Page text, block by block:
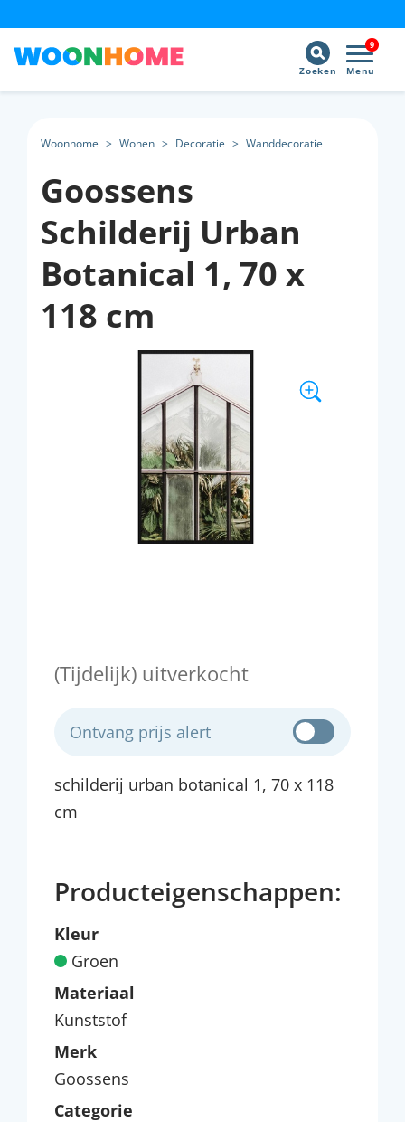
9
Menu
Zoeken
Woonhome > Wonen > Decoratie > Wanddecoratie
Goossens
Schilderij Urban
Botanical 1, 70 x
118 cm
(Tijdelijk) uitverkocht
Ontvang prijs alert
schilderij urban botanical 1, 70 x 118
cm
Producteigenschappen:
Kleur
Groen
Materiaal
Kunststof
Merk
Goossens
Categorie